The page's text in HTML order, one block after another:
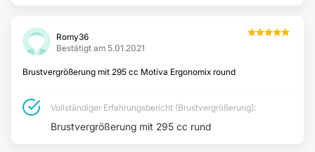
Pigmentflecken
Narbenbehandlung
Lipom entfernen
Aknenarben entfernen
Romy36
Bestätigt am 5.01.2021
Brustvergrößerung mit 295 cc Motiva Ergonomix round
Vollständiger Erfahrungsbericht (Brustvergrößerung):
Brustvergrößerung mit 295 cc rund